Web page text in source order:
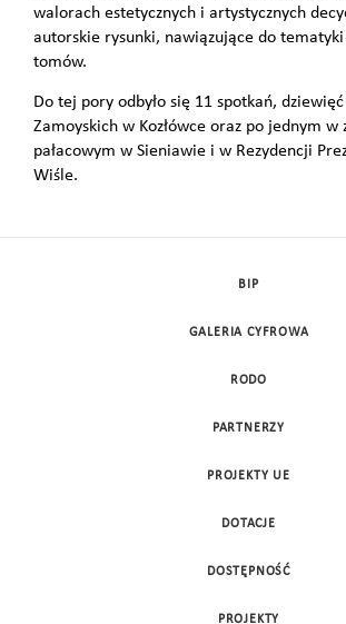
walorach estetycznych i artystycznych
autorskie rysunki, nawiązujące do tematyki
tomów.
Do tej pory odbyło się 11 spotkań,
Zamoyskich w Kozłówce oraz po jednym w
pałacowym w Sieniawie i w Rezydencji
Wiśle.
BIP
GALERIA CYFROWA
RODO
PARTNERZY
PROJEKTY UE
DOTACJE
DOSTĘPNOŚĆ
PROJEKTY